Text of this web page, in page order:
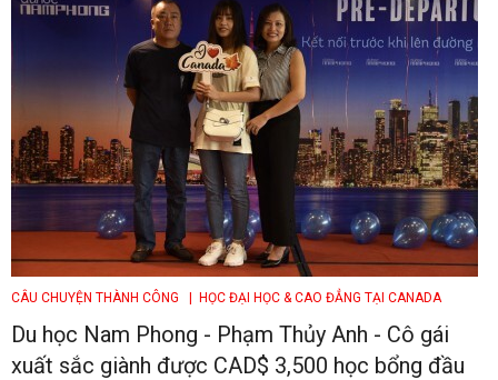
CÂU CHUYỆN THÀNH CÔNG | HỌC ĐẠI HỌC & CAO ĐẲNG TẠI CANADA
Du học Nam Phong - Phạm Thủy Anh - Cô gái
xuất sắc giành được CAD$ 3,500 học bổng đầu